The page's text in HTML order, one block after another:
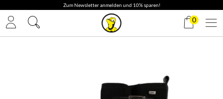
✓ Gratis Versand
0